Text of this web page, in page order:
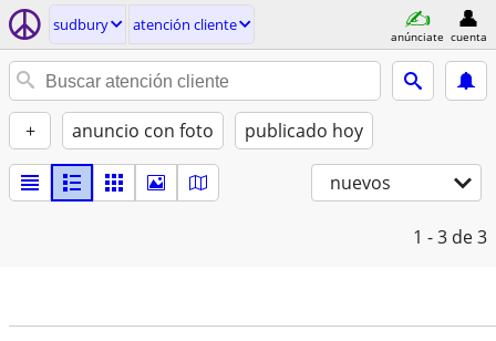
sudbury atención cliente
anúnciate cuenta
+ anuncio con foto publicado hoy
nuevos
1 - 3 de 3